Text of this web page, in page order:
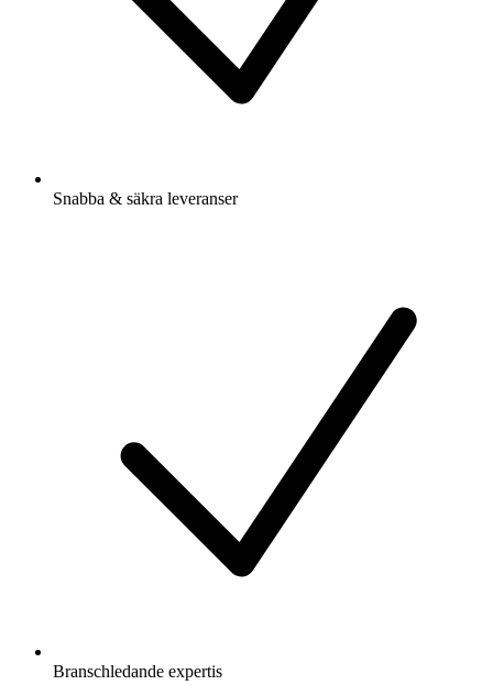
Snabba & säkra leveranser
Branschledande expertis